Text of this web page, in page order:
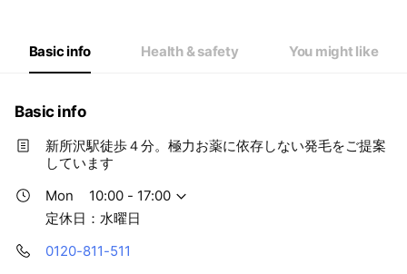
10:00 - 17:00
定休日：水曜日
Basic info Health & safety You might like
Basic info
新所沢駅徒歩４分。極力お薬に依存しない発毛をご提案
しています
Mon
10:00 - 17:00
定休日：水曜日
0120-811-511